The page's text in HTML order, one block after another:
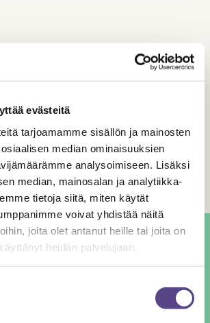
evästeitä
tarjoamamme sisällön ja mainosten
median ominaisuuksien
analysoimiseen. Lisäksi
median, mainosalan ja analytiikka-
tietoja siitä, miten käytät
voivat yhdistää näitä
joita olet antanut heille tai joita on
heidän palvelujaan.
kirjallisena tai jos
ei ole esim. mainittu työaikaa tai muita
pyydä kirjallinen selvitys työsuhteen
Sinan Yasar